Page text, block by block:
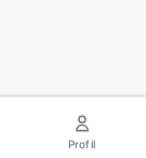
Profil